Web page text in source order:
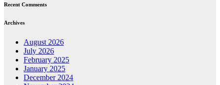
Recent Comments
Archives
August 2026
July 2026
February 2025
January 2025
December 2024